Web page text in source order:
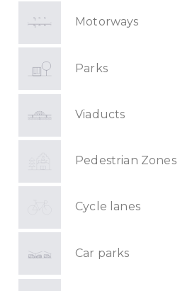
Motorways
Parks
Viaducts
Pedestrian Zones
Cycle lanes
Car parks